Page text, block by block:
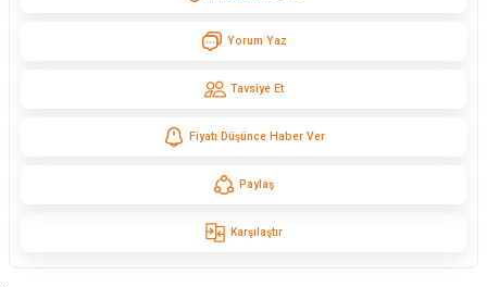
Yorum Yaz
Tavsiye Et
Fiyatı Düşünce Haber Ver
Paylaş
Karşılaştır